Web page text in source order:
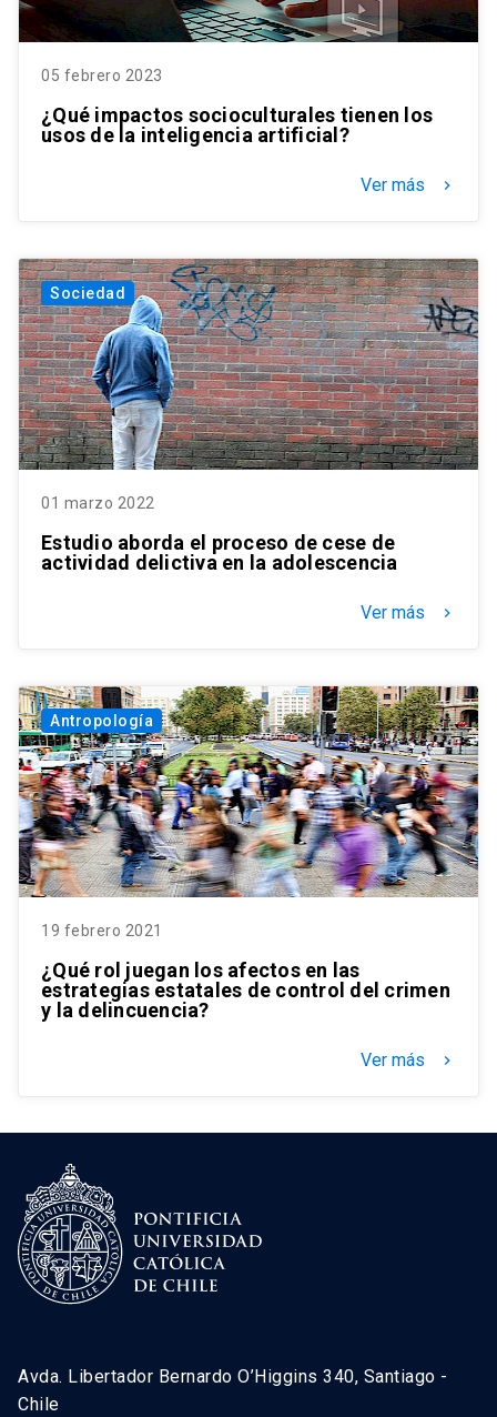
05 febrero 2023
¿Qué impactos socioculturales tienen los
usos de la inteligencia artificial?
Ver más keyboard_arrow_right
Sociedad
01 marzo 2022
Estudio aborda el proceso de cese de
actividad delictiva en la adolescencia
Ver más keyboard_arrow_right
Antropología
19 febrero 2021
¿Qué rol juegan los afectos en las
estrategias estatales de control del crimen
y la delincuencia?
Ver más keyboard_arrow_right
Avda. Libertador Bernardo O’Higgins 340, Santiago -
Chile